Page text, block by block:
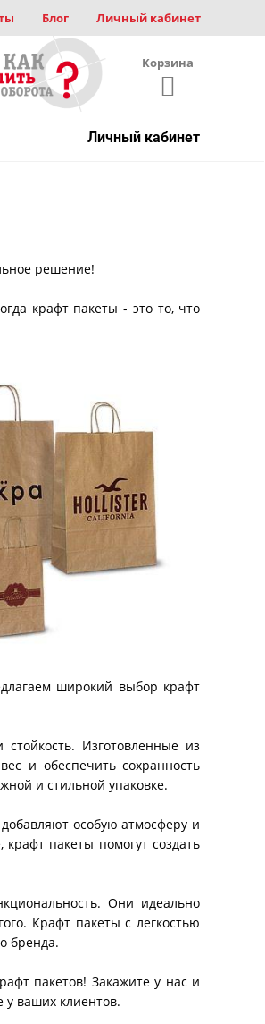
Блог Личный кабинет
Корзина
Личный кабинет
решение!
крафт пакеты - это то, что
широкий выбор крафт
Изготовленные из
и обеспечить сохранность
и стильной упаковке.
особую атмосферу и
пакеты помогут создать
Они идеально
Крафт пакеты с легкостью
бренда.
пакетов! Закажите у нас и
у ваших клиентов.